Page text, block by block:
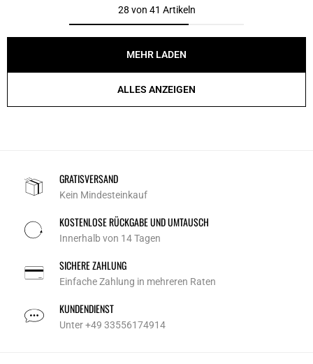
28 von 41 Artikeln
MEHR LADEN
ALLES ANZEIGEN
GRATISVERSAND
Kein Mindesteinkauf
KOSTENLOSE RÜCKGABE UND UMTAUSCH
Innerhalb von 14 Tagen
SICHERE ZAHLUNG
Einfache Zahlung in mehreren Raten
KUNDENDIENST
Unter +49 33556174914